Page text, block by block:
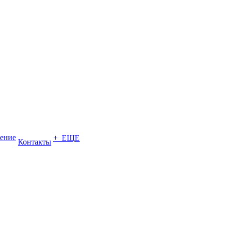
Контакты + ЕЩЕ